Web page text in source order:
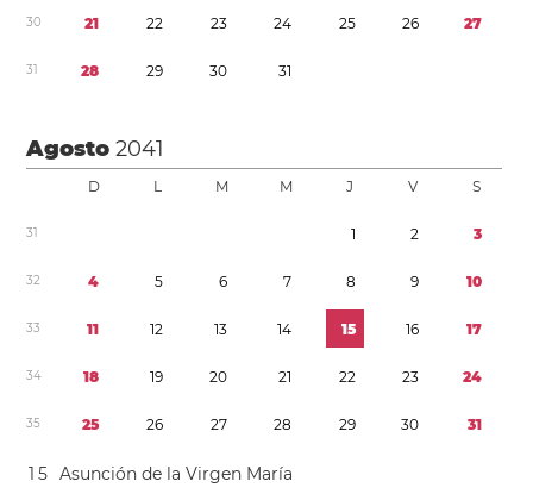
30 21 22 23 24 25 26 27
31 28 29 30 31
Agosto2041
D L M M J V S
31 1 2 3
32 4 5 6 7 8 9 10
33 11 12 13 14 15 16 17
34 18 19 20 21 22 23 24
35 25 26 27 28 29 30 31
1 5 Asunción de la Virgen María